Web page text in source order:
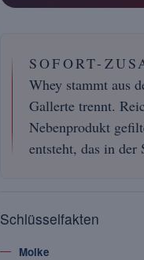
SOFORT-
Whey stammt aus
Gallerte trennt.
Nebenprodukt
entsteht, das in der
Schlüsselfakten
Molke